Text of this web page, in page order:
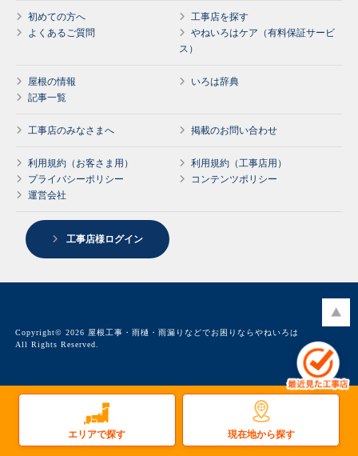
初めての方へ
工事店を探す
よくあるご質問
やねいろはケア（有料保証サービ
ス）
屋根の情報
いろは辞典
記事一覧
工事店のみなさまへ 掲載のお問い合わせ
利用規約（お客さま用）
利用規約（工事店用）
プライバシーポリシー
コンテンツポリシー
運営会社
工事店様ログイン
Copyright© 2026 屋根工事・雨樋・雨漏りなどでお困りならやねいろは
All Rights Reserved.
エリアで探す 現在地から探す